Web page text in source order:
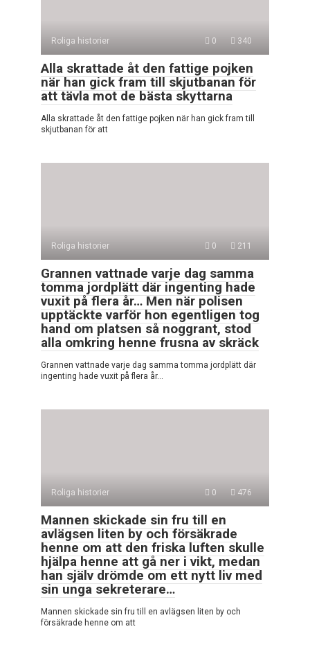
Roliga historier 0 340
Alla skrattade åt den fattige pojken
när han gick fram till skjutbanan för
att tävla mot de bästa skyttarna
Alla skrattade åt den fattige pojken när han gick fram till
skjutbanan för att
Roliga historier 0 211
Grannen vattnade varje dag samma
tomma jordplätt där ingenting hade
vuxit på flera år… Men när polisen
upptäckte varför hon egentligen tog
hand om platsen så noggrant, stod
alla omkring henne frusna av skräck
Grannen vattnade varje dag samma tomma jordplätt där
ingenting hade vuxit på flera år…
Roliga historier 0 476
Mannen skickade sin fru till en
avlägsen liten by och försäkrade
henne om att den friska luften skulle
hjälpa henne att gå ner i vikt, medan
han själv drömde om ett nytt liv med
sin unga sekreterare…
Mannen skickade sin fru till en avlägsen liten by och
försäkrade henne om att